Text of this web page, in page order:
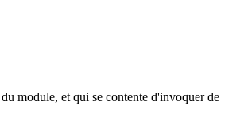
module, et qui se contente d'invoquer de